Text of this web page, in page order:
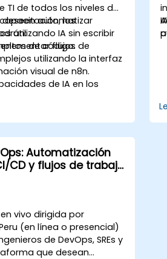
TI de todos los niveles de
deseen automatizar
utilizando IA sin escribir
de código.
los
flujos de
utilizando la interfaz
visual de n8n.
de IA en los
y asistentes
para diversos
y procesamiento
datos mediante agentes
Automatización
CD y flujos de trabajo
vivo dirigida por
(en línea o presencial)
de DevOps, SREs y
que desean